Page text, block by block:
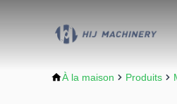
À la maison Produits